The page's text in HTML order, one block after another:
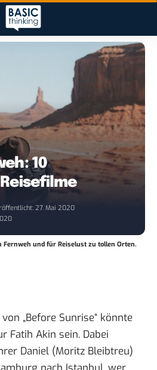
10
27. Mai 2020
Fernweh und für Reiselust zu tollen Orten.
„Before Sunrise“ könnte
Fatih Akin sein. Dabei
Daniel (Moritz Bleibtreu)